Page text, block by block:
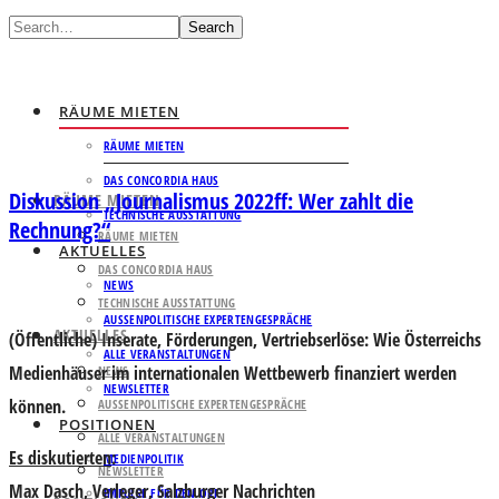
Search
RÄUME MIETEN
RÄUME MIETEN
DAS CONCORDIA HAUS
TECHNISCHE AUSSTATTUNG
AKTUELLES
NEWS
AUSSENPOLITISCHE EXPERTENGESPRÄCHE
ALLE VERANSTALTUNGEN
NEWSLETTER
POSITIONEN
MEDIENPOLITIK
IMPULSE FÜR DEN ORF
RÄUME MIETEN
RÄUME MIETEN
DAS CONCORDIA HAUS
TECHNISCHE AUSSTATTUNG
AKTUELLES
NEWS
AUSSENPOLITISCHE EXPERTENGESPRÄCHE
ALLE VERANSTALTUNGEN
NEWSLETTER
Diskussion „Journalismus 2022ff: Wer zahlt die
Rechnung?“
(Öffentliche) Inserate, Förderungen, Vertriebserlöse: Wie Österreichs
Medienhäuser im internationalen Wettbewerb finanziert werden
können.
Es diskutierten:
Max Dasch, Verleger, Salzburger Nachrichten